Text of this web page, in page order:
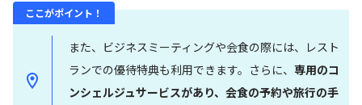
ここがポイント！
また、ビジネスミーティングや会食の際には、レスト
ランでの優待特典も利用できます。さらに、 専用のコ
ンシェルジュサービスがあり、会食の予約や旅行の手